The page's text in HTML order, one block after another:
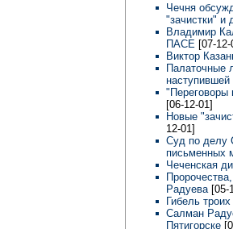
Чечня
"зачистки" и
Владимир
ПАСЕ [07-
Виктор
Палаточные
"Переговоры
[06-12-01]
Новые
12-01]
Суд по делу
письменных
Чеченская
Радуева [05-
Гибель
Салман
Пятигорске